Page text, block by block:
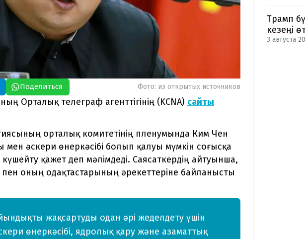
Поделиться Фото: из открытых источников
Орталық телеграф агенттігінің (KCNA) сайты
орталық комитетінің пленумында Ким Чен
мен әскери өнеркәсібі болып қалуы мүмкін соғысқа
қажет деп мәлімдеді. Саясаткердің айтуынша,
оның одақтастарының әрекеттеріне байланысты
жақсартуды одан әрі жеделдету үшін
өнеркәсібі, ядролық қару және азаматтық
Трамп
кезеңі
3 августа